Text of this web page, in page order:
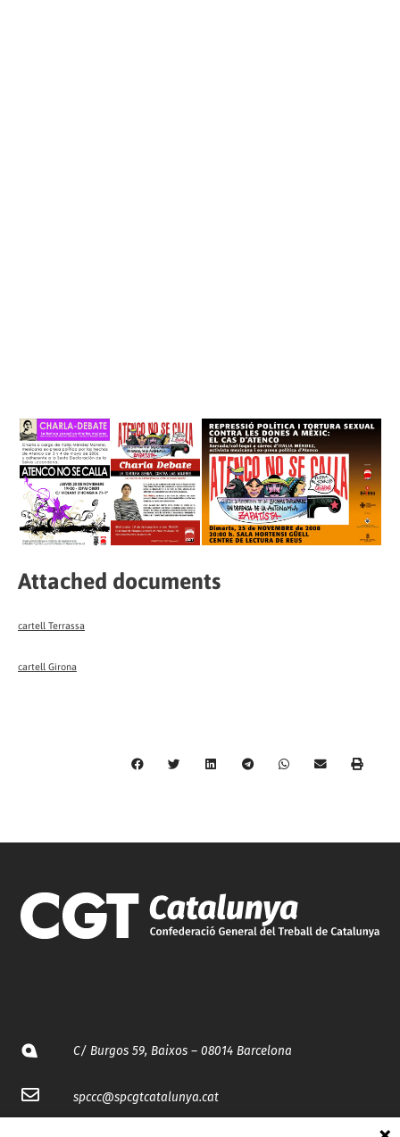
Attached documents
cartell Terrassa
cartell Girona
C/ Burgos 59, Baixos – 08014 Barcelona
spccc@spcgtcatalunya.cat